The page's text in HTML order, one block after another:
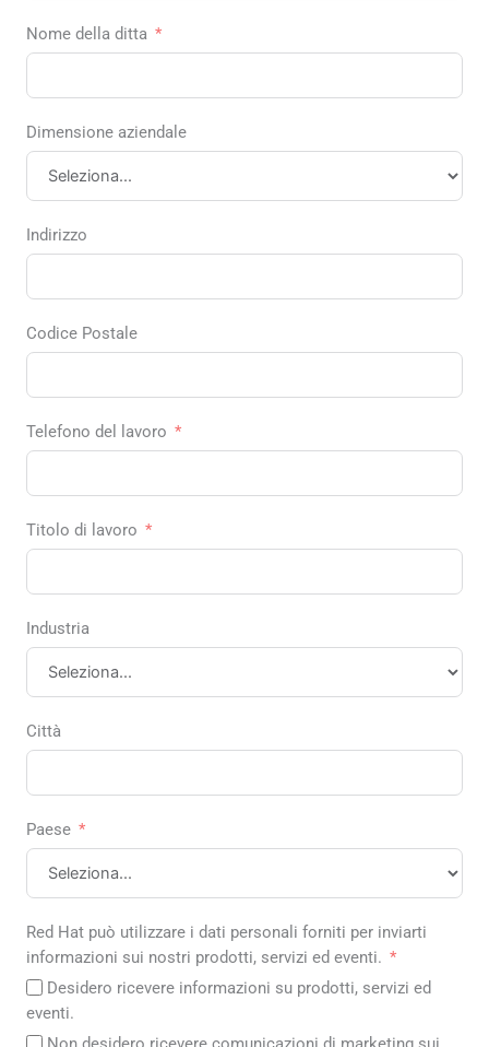
Nome della ditta
Dimensione aziendale
Indirizzo
Codice Postale
Telefono del lavoro
Titolo di lavoro
Industria
Città
Paese
Red Hat può utilizzare i dati personali forniti per inviarti
informazioni sui nostri prodotti, servizi ed eventi.
Desidero ricevere informazioni su prodotti, servizi ed
eventi.